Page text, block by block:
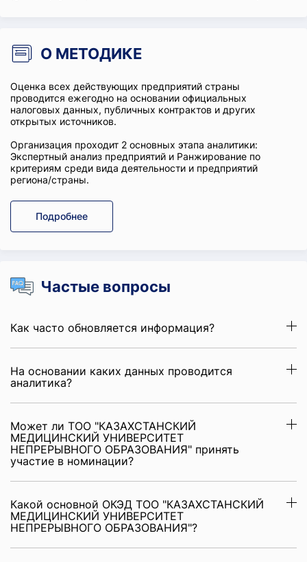
О МЕТОДИКЕ
Оценка всех действующих предприятий страны
проводится ежегодно на основании официальных
налоговых данных, публичных контрактов и других
открытых источников.
Организация проходит 2 основных этапа аналитики:
Экспертный анализ предприятий и Ранжирование по
критериям среди вида деятельности и предприятий
региона/страны.
Подробнее
Частые вопросы
Как часто обновляется информация?
На основании каких данных проводится
аналитика?
Может ли ТОО "КАЗАХСТАНСКИЙ
МЕДИЦИНСКИЙ УНИВЕРСИТЕТ
НЕПРЕРЫВНОГО ОБРАЗОВАНИЯ" принять
участие в номинации?
Какой основной ОКЭД ТОО "КАЗАХСТАНСКИЙ
МЕДИЦИНСКИЙ УНИВЕРСИТЕТ
НЕПРЕРЫВНОГО ОБРАЗОВАНИЯ"?